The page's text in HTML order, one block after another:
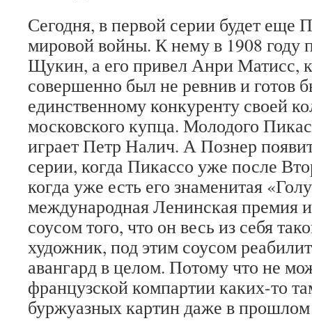
Сегодня, в первой серии будет еще
мировой войны. К нему в 1908 году
Щукин, а его привел Анри Матисс,
совершенно был не ревнив и готов
единственному конкуренту своей
московского купца. Молодого
играет Петр Налич. А Познер
серии, когда Пикассо уже после
когда уже есть его знаменитая
международная Ленинская премия
соусом того, что он весь из себя
художник, под этим соусом
авангард в целом. Потому что не
французской компартии каких-то
буржуазных картин даже в